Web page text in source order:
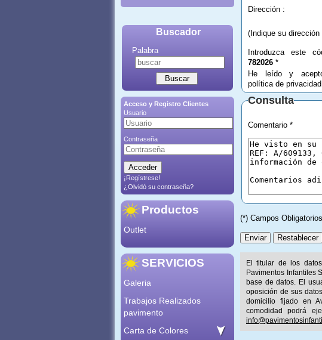
Buscador
Palabra
Acceso y Registro Clientes
Usuario
Contraseña
¡Regístrese!
¿Olvidó su contraseña?
Productos
Outlet
SERVICIOS
Galeria
Trabajos Realizados
pavimento
Carta de Colores
Dirección :
(Indique su dirección
Introduzca este
782026 *
He leído y
política de privacidad
Consulta
Comentario *
(*) Campos Obligatorios
El titular de los
Pavimentos Infantiles
base de datos. El
oposición de sus
domicilio fijado en
comodidad podrá